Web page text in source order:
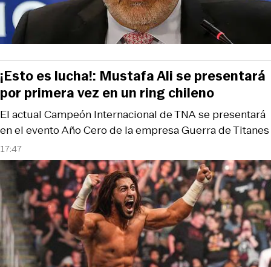
17:47
El actual Campeón Internacional de TNA se presentará
en el evento Año Cero de la empresa Guerra de Titanes
¡Esto es lucha!: Mustafa Ali se presentará
por primera vez en un ring chileno